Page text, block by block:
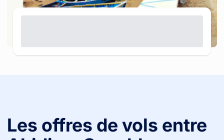
Les offres de vols entre